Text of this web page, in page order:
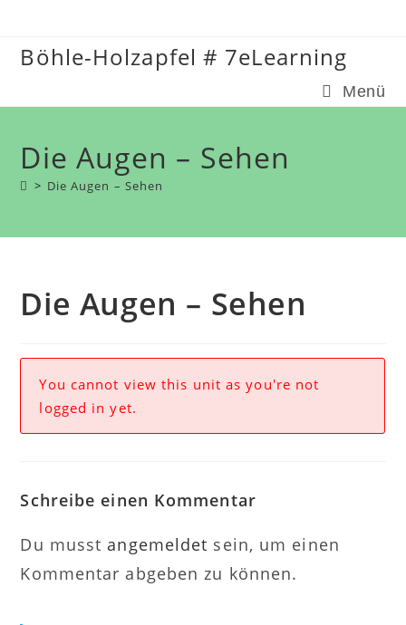
springen
Böhle-Holzapfel # 7eLearning
Menü
Die Augen – Sehen
> Die Augen – Sehen
Die Augen – Sehen
You cannot view this unit as you're not
logged in yet.
Schreibe einen Kommentar
Du musst angemeldet sein, um einen
Kommentar abgeben zu können.